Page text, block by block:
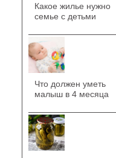
Какое жилье нужно
семье с детьми
Что должен уметь
малыш в 4 месяца